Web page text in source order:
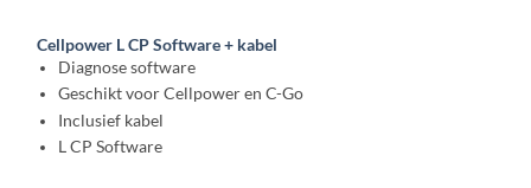
Cellpower L CP Software + kabel
Diagnose software
Geschikt voor Cellpower en C-Go
Inclusief kabel
L CP Software